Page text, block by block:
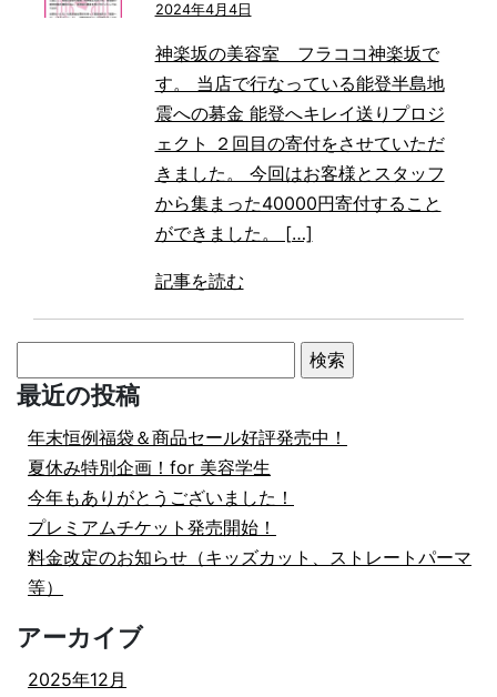
2024年4月4日
神楽坂の美容室 フラココ神楽坂で
す。 当店で行なっている能登半島地
震への募金 能登へキレイ送りプロジ
ェクト ２回目の寄付をさせていただ
きました。 今回はお客様とスタッフ
から集まった40000円寄付すること
ができました。 […]
記事を読む
索:
最近の投稿
年末恒例福袋＆商品セール好評発売中！
夏休み特別企画！for 美容学生
今年もありがとうございました！
プレミアムチケット発売開始！
料金改定のお知らせ（キッズカット、ストレートパーマ
等）
アーカイブ
2025年12月